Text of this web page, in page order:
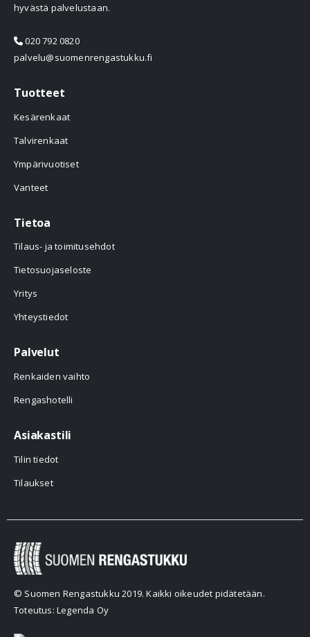
hyvästä palvelustaan.
020 792 0820
palvelu@suomenrengastukku.fi
Tuotteet
Kesärenkaat
Talvirenkaat
Ympärivuotiset
Vanteet
Tietoa
Tilaus- ja toimitusehdot
Tietosuojaseloste
Yritys
Yhteystiedot
Palvelut
Renkaiden vaihto
Rengashotelli
Asiakastili
Tilin tiedot
Tilaukset
© Suomen Rengastukku 2019. Kaikki oikeudet pidätetään.
Toteutus: Legenda Oy